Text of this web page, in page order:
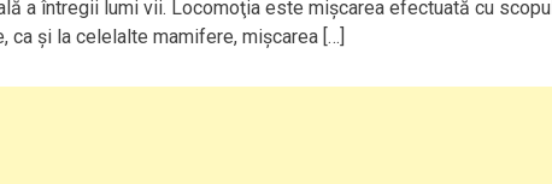
a întregii lumi vii. Locomoţia este mişcarea efectuată cu scopul
ca şi la celelalte mamifere, mişcarea […]